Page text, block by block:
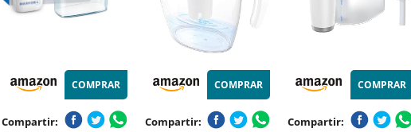
COMPRAR
Compartir:
COMPRAR
Compartir:
COMPRAR
Compartir: